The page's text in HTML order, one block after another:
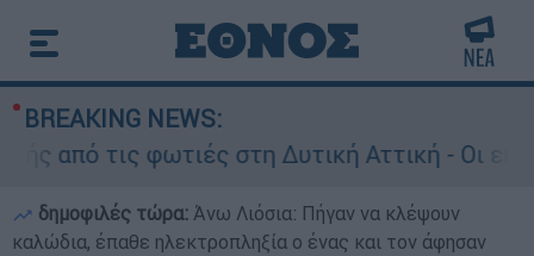
BREAKING NEWS:
τις φωτιές στη Δυτική Αττική - Οι
δημοφιλές τώρα: Άνω Λιόσια: Πήγαν να κλέψουν
καλώδια, έπαθε ηλεκτροπληξία ο ένας και τον άφησαν